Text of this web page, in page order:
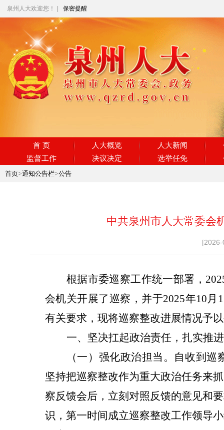
泉州人大欢迎您！ 保密提醒
首 页 人大概览 人大新闻
监督工作
决议决定 选举任免
首页>通知公告栏>公告
中共泉州市人大常委会
根据市委巡察工作统一部署，
会机关开展了巡察 ，并于2025年10月
有关要求，现将巡察整改进展情况予
一、坚决扛起政治责任，扎实推
（一）强化政治担当。 自收到巡
坚持把巡察整改作为重大政治任务来
察反馈会后，立刻对照反馈的意见和
识，第一时间成立巡察整改工作领导